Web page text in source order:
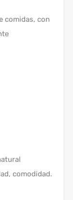
comidas, con
comodidad.